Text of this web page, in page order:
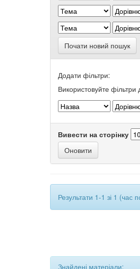
Почати новий пошук
Додати фільтри:
Використовуйте фільтри
Вивести на сторінку
Результати 1-1 зі 1 (час
Знайдені матеріали: